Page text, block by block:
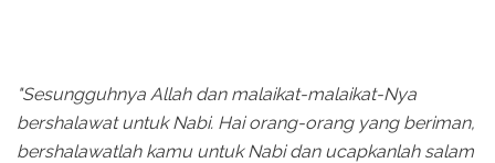
"Sesungguhnya Allah dan malaikat-malaikat-Nya
bershalawat untuk Nabi. Hai orang-orang yang beriman,
bershalawatlah kamu untuk Nabi dan ucapkanlah salam